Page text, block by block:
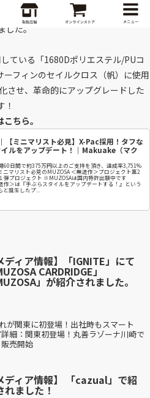
、第2弾「MUZOSA X-PAC」
た。
ている「1680Dポリエステル/PUコ
フィンのセイルクロス（帆）に使用
させ、革命的にアップグレードした
！
ちら。
【ミニマリスト必見】X-Pac採用！タフな
ルをアップデート！｜Makuake（マク
60日間で約375万円以上のご支持を頂き、達成率3,751%
ニマリスト必見のMUZOSA ＜無造作＞プロジェクト第2
弾プロジェクト ※MUZOSAは国内特許出願中です
作＞は『手ぶらスタイルをアップデートする！』という
と誕生したプ...
ディア情報】「IGNITE」にて
CARDRIDGE」
」が紹介されました。
が関東に初登場！出社時もスマート
細：関東初登場！丸善ラゾーナ川崎で
販売開始
ディア情報】 「cazual」で紹
れました！